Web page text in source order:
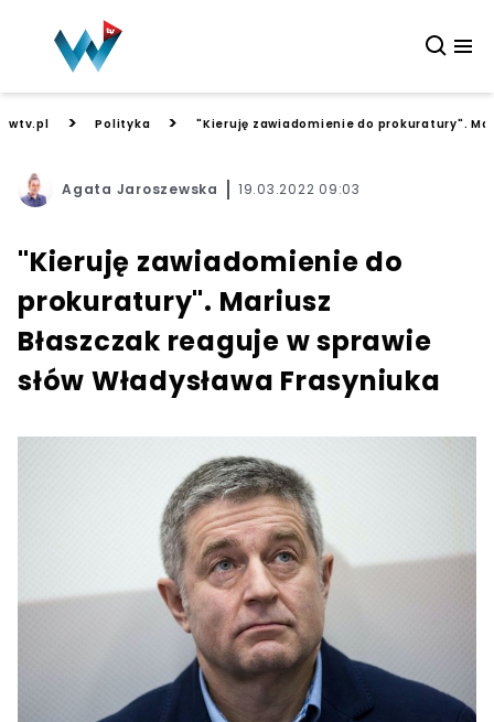
wtv.pl > Polityka > "Kieruję zawiadomienie do prokuratury".
Agata Jaroszewska 19.03.2022 09:03
"Kieruję zawiadomienie do
prokuratury". Mariusz
Błaszczak reaguje w sprawie
słów Władysława Frasyniuka